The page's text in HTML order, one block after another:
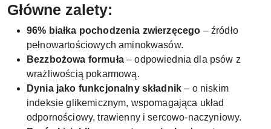
Główne zalety:
96% białka pochodzenia zwierzęcego – źródło
pełnowartościowych aminokwasów.
Bezzbożowa formuła– odpowiednia dla psów z
wrażliwością pokarmową.
Dynia jako funkcjonalny składnik – o niskim
indeksie glikemicznym, wspomagająca układ
odpornościowy, trawienny i sercowo-naczyniowy.